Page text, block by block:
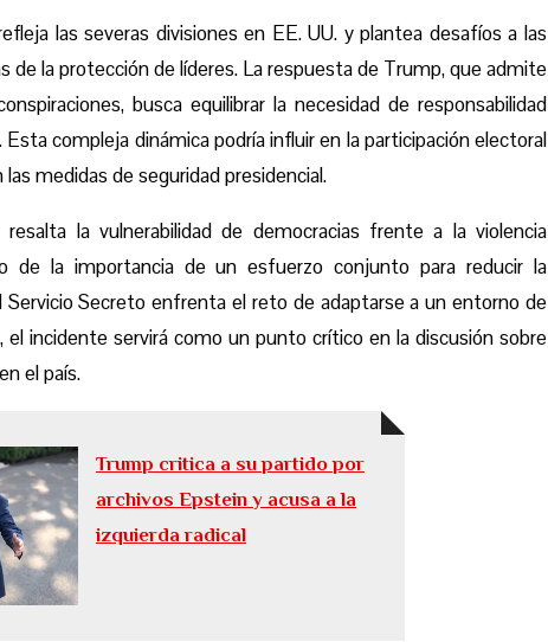
las severas divisiones en EE. UU. y plantea desafíos a las
de la protección de líderes. La respuesta de Trump, que admite
busca equilibrar la necesidad de responsabilidad
Esta compleja dinámica podría influir en la participación electoral
medidas de seguridad presidencial.
la vulnerabilidad de democracias frente a la violencia
de la importancia de un esfuerzo conjunto para reducir la
Servicio Secreto enfrenta el reto de adaptarse a un entorno de
el incidente servirá como un punto crítico en la discusión sobre
el país.
Trump critica a su partido por
archivos Epstein y acusa a la
izquierda radical